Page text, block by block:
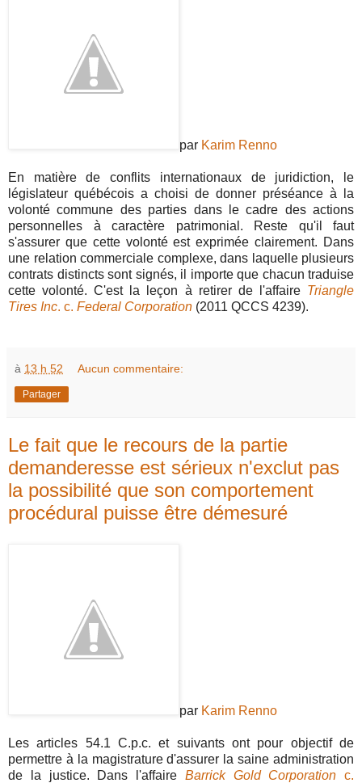
par Karim Renno
En matière de conflits internationaux de juridiction, le
législateur québécois a choisi de donner préséance à la
volonté commune des parties dans le cadre des actions
personnelles à caractère patrimonial. Reste qu'il faut
s'assurer que cette volonté est exprimée clairement. Dans
une relation commerciale complexe, dans laquelle plusieurs
contrats distincts sont signés, il importe que chacun traduise
cette volonté. C'est la leçon à retirer de l'affaire Triangle
Tires Inc. c. Federal Corporation (2011 QCCS 4239).
à 13 h 52 Aucun commentaire:
Partager
Le fait que le recours de la partie
demanderesse est sérieux n'exclut pas
la possibilité que son comportement
procédural puisse être démesuré
par Karim Renno
Les articles 54.1 C.p.c. et suivants ont pour objectif de
permettre à la magistrature d'assurer la saine administration
de la justice. Dans l'affaire Barrick Gold Corporation c.